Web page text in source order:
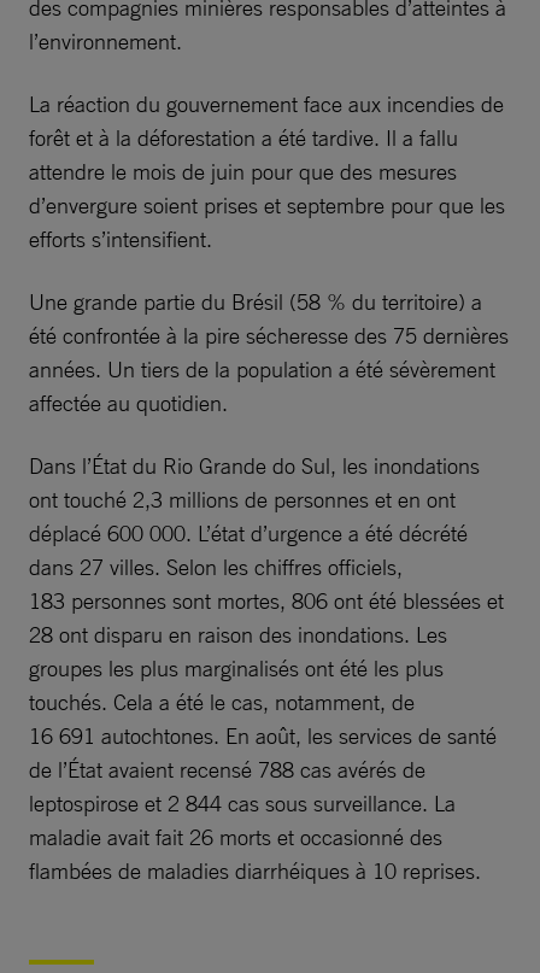
des compagnies minières responsables d’atteintes à
l’environnement.
La réaction du gouvernement face aux incendies de
forêt et à la déforestation a été tardive. Il a fallu
attendre le mois de juin pour que des mesures
d’envergure soient prises et septembre pour que les
efforts s’intensifient.
Une grande partie du Brésil (58 % du territoire) a
été confrontée à la pire sécheresse des 75 dernières
années. Un tiers de la population a été sévèrement
affectée au quotidien.
Dans l’État du Rio Grande do Sul, les inondations
ont touché 2,3 millions de personnes et en ont
déplacé 600 000. L’état d’urgence a été décrété
dans 27 villes. Selon les chiffres officiels,
183 personnes sont mortes, 806 ont été blessées et
28 ont disparu en raison des inondations. Les
groupes les plus marginalisés ont été les plus
touchés. Cela a été le cas, notamment, de
16 691 autochtones. En août, les services de santé
de l’État avaient recensé 788 cas avérés de
leptospirose et 2 844 cas sous surveillance. La
maladie avait fait 26 morts et occasionné des
flambées de maladies diarrhéiques à 10 reprises.